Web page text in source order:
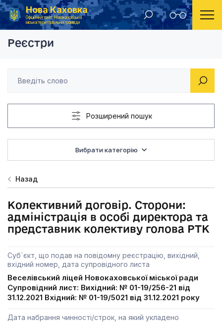
Нова Каховка
Офіційний сайт Новокаховської
міської територіальної громади
Головна Реєстр колективних договорів 2022 Колективний
Реєстри
Розширений пошук
Вибрати категорію
Назад
Колективний договір. Сторони:
адміністрація в особі директора та
представник колективу голова РТК
Суб`єкт, що подав на повідомну реєстрацію, вихідний,
вхідний номер, дата супровідного листа
Веселівський ліцей Новокаховської міської ради
Супровідний лист: Вихідний: № 01-19/256-21 від
31.12.2021 Вхідний: № 01-19/5021 від 31.12.2021 року
Дата набрання чинності/строк, на який укладено